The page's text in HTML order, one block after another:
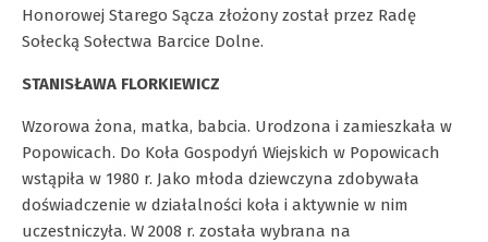
Honorowej Starego Sącza złożony został przez Radę
Sołecką Sołectwa Barcice Dolne.
STANISŁAWA FLORKIEWICZ
Wzorowa żona, matka, babcia. Urodzona i zamieszkała w
Popowicach. Do Koła Gospodyń Wiejskich w Popowicach
wstąpiła w 1980 r. Jako młoda dziewczyna zdobywała
doświadczenie w działalności koła i aktywnie w nim
uczestniczyła. W 2008 r. została wybrana na